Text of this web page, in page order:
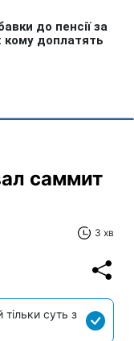
саммит
3 хв
суть з